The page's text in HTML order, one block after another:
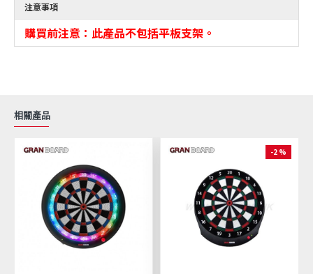
注意事項
購買前注意：此產品不包括平板支架。
相關產品
-2 %